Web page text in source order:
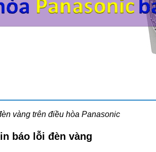
vàng trên điều hòa Panasonic
báo lỗi đèn vàng